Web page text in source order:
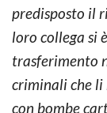
predisposto il
loro collega si
trasferimento
criminali che
con bombe